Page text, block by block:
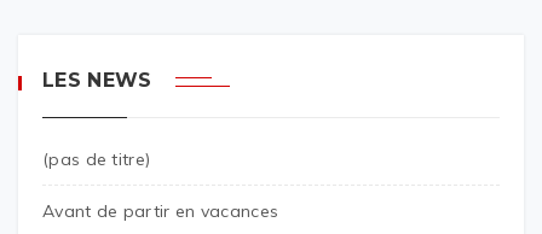
LES NEWS
(pas de titre)
Avant de partir en vacances